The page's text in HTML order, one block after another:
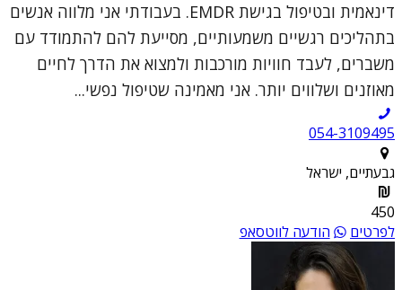
דינאמית ובטיפול בגישת EMDR. בעבודתי אני מלווה אנשים
בתהליכים רגשיים משמעותיים, מסייעת להם להתמודד עם
משברים, לעבד חוויות מורכבות ולמצוא את הדרך לחיים
מאוזנים ושלווים יותר. אני מאמינה שטיפול נפשי...
054-3109495
גבעתיים, ישראל
450
לפרטים
הודעה לווטסאפ